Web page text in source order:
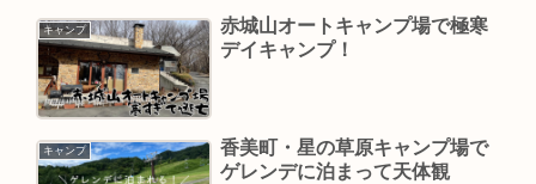
キャンプ
赤城山オートキャンプ場で極寒
デイキャンプ！
キャンプ
香美町・星の草原キャンプ場で
ゲレンデに泊まって天体観